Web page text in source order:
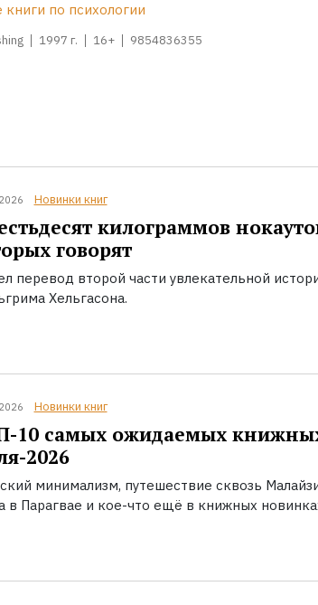
книги по психологии
1997 г. 16+ 9854836355
Новинки книг
килограммов
говорят
перевод второй части увлекательной
Хельгасона.
Новинки книг
10 самых ожидаемых
2026
минимализм, путешествие сквозь
в Парагвае и кое-что ещё в книжных